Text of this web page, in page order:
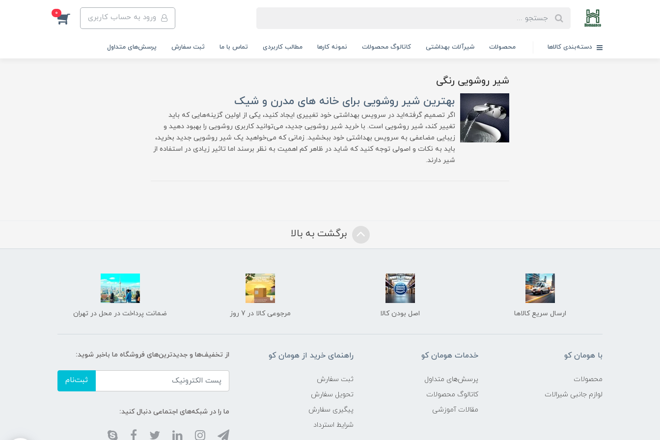
ورود به حساب کاربری 0
دسته‌بندی کالاها محصولات شیرآلات بهداشتی کاتالوگ محصولات نمونه کارها مطالب کاربردی تماس با ما ثبت سفارش پرسش‌های متداول
شیر روشویی رنگی
بهترین شیر روشویی برای خانه های مدرن و شیک
اگر تصمیم گرفته‌اید در سرویس بهداشتی خود تغییری ایجاد کنید، یکی از اولین گزینه‌هایی که باید
تغییر کند، شیر روشویی است. با خرید شیر روشویی جدید، می‌توانید کاربری روشویی را بهبود دهید و
زیبایی مضاعفی به سرویس بهداشتی خود ببخشید. زمانی که می‌خواهید یک شیر روشویی جدید بخرید،
باید به نکات و اصولی توجه کنید که شاید در ظاهر کم اهمیت به نظر برسند اما تاثیر زیادی در استفاده از
شیر دارند.
برگشت به بالا
ارسال سریع کالاها اصل بودن کالا مرجوعی کالا در 7 روز ضمانت پرداخت در محل در تهران
با هومان کو
محصولات
لوازم جانبی شیرالات
خدمات هومان کو
پرسش‌های متداول
کاتالوگ محصولات
مقالات آموزشی
راهنمای خرید از هومان کو
ثبت سفارش
تحویل سفارش
پیگیری سفارش
شرایط استرداد
از تخفیف‌ها و جدیدترین‌های فروشگاه ما باخبر شوید:
ثبت‌نام
ما را در شبکه‌های اجتماعی دنبال کنید: